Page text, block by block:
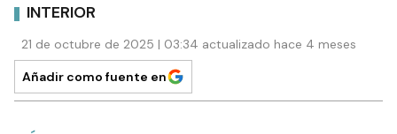
INTERIOR
21 de octubre de 2025 | 03:34 actualizado hace 4 meses
Añadir como fuente en